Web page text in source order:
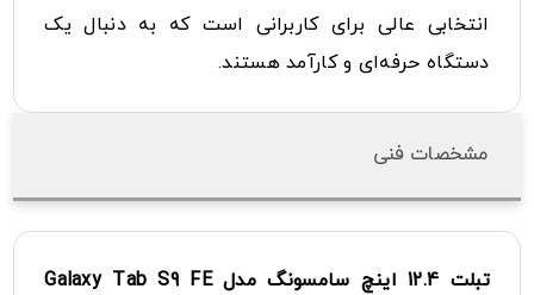
انتخابی عالی برای کاربرانی است که به دنبال یک
دستگاه حرفه‌ای و کارآمد هستند.
مشخصات فنی
تبلت 12.4 اینچ سامسونگ مدل Galaxy Tab S9 FE